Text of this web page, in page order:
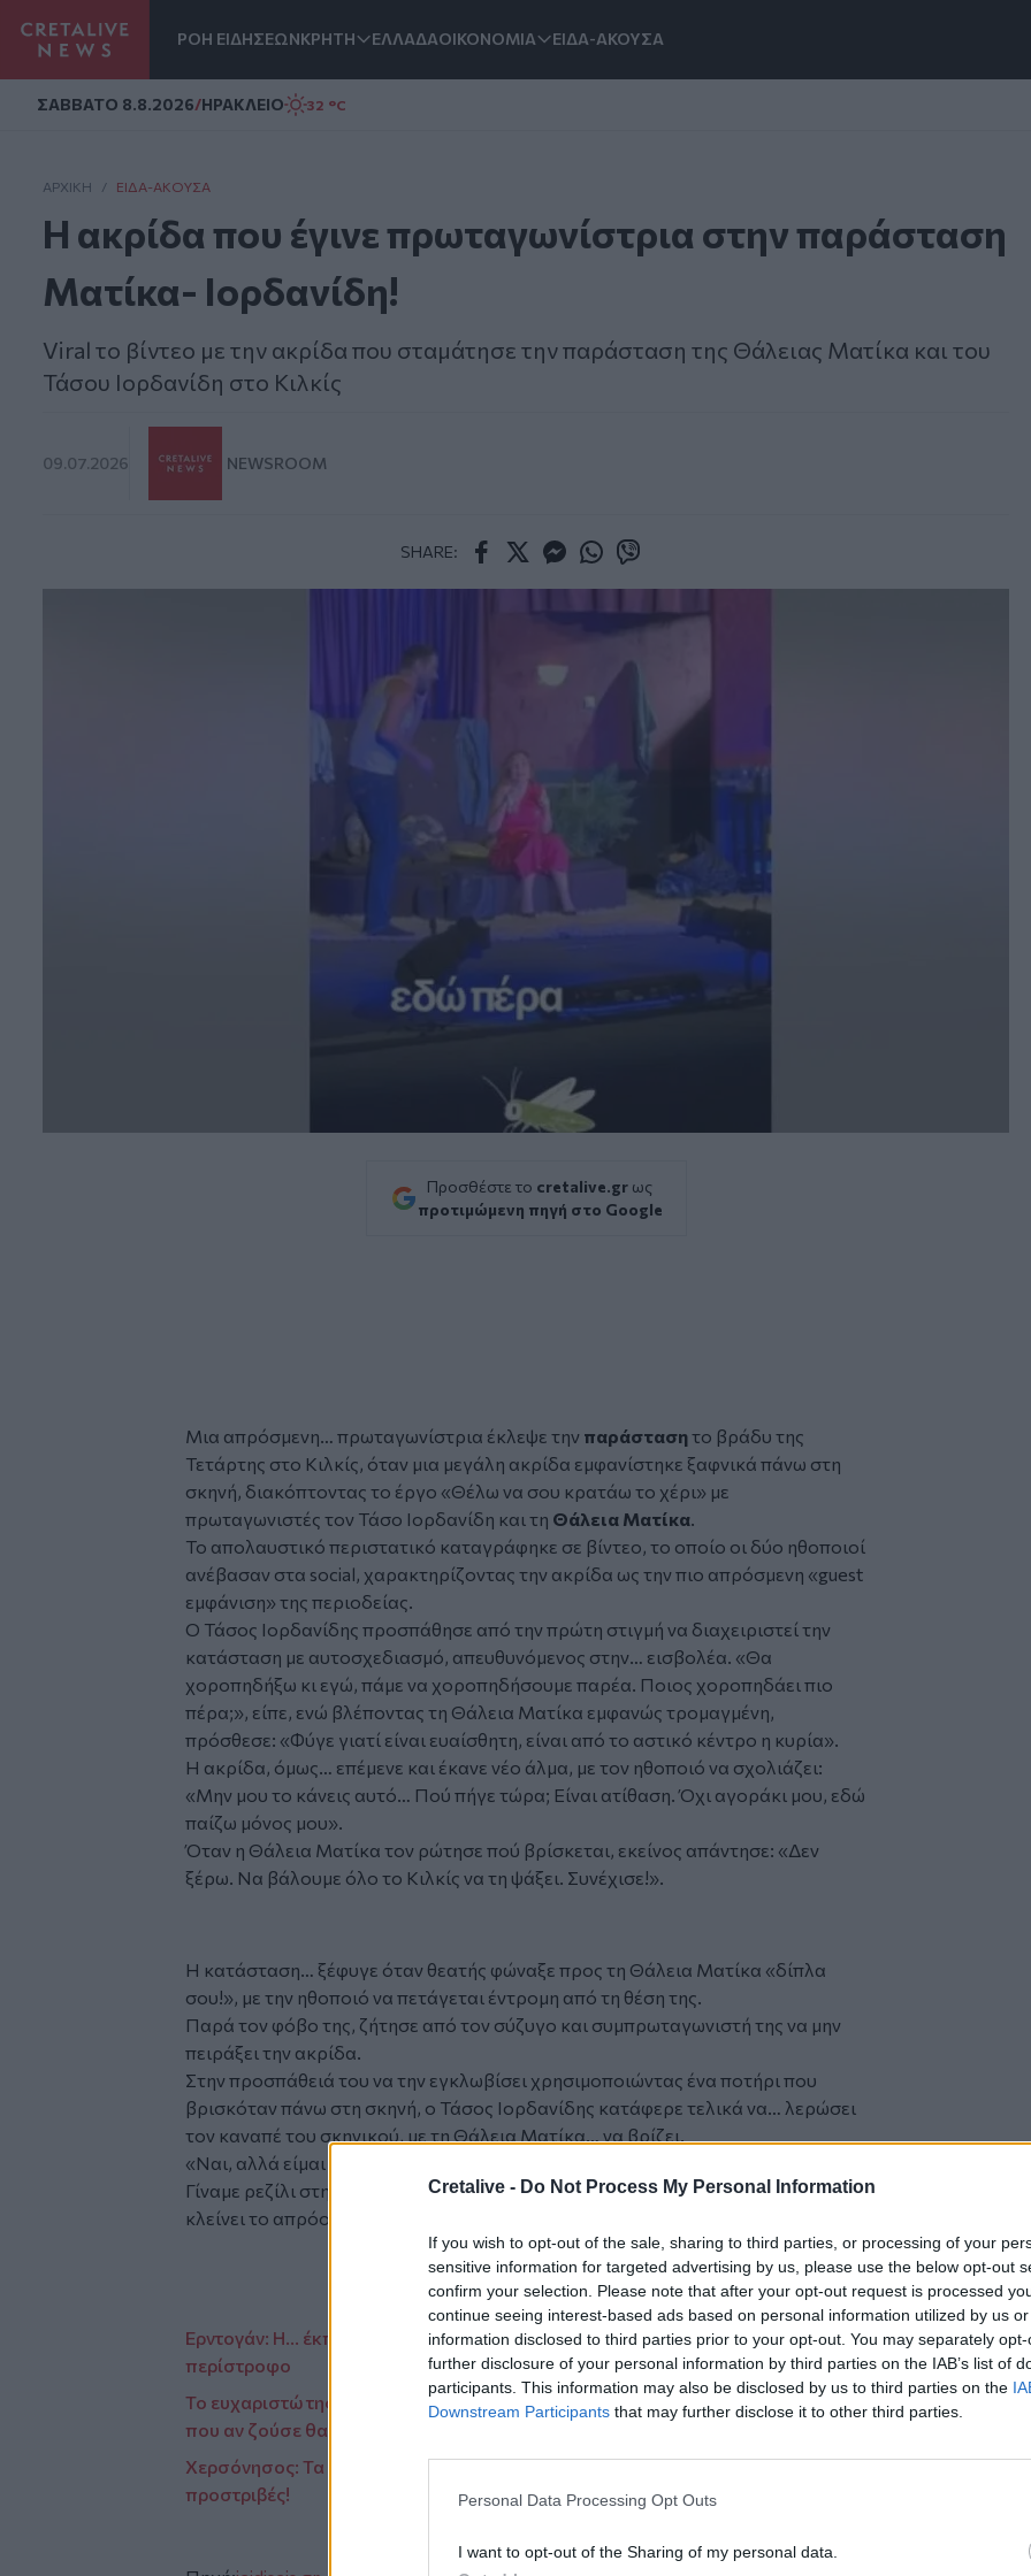
Cretalive - Do Not Process My Personal Information
If you wish to opt-out of the sale, sharing to third parties, or processing of your
sensitive information for targeted advertising by us, please use the below opt-out
confirm your selection. Please note that after your opt-out request is processed
continue seeing interest-based ads based on personal information utilized by us
information disclosed to third parties prior to your opt-out. You may separately
further disclosure of your personal information by third parties on the IAB’s list of
participants. This information may also be disclosed by us to third parties on the
Downstream Participants that may further disclose it to other third parties.
Personal Data Processing Opt Outs
I want to opt-out of the Sharing of my personal data.
ΡΟΗ ΕΙΔΗΣΕΩΝΚΡΗΤΗ ΕΛΛΑΔΑΟΙΚΟΝΟΜΙΑ ΕΙΔΑ-ΑΚΟΥΣΑ
ΣAΒΒΑΤΟ 8.8.2026/ΗΡΑΚΛΕΙΟ 32 °C
ΑΡΧΙΚΗ / ΕΊΔΑ-ΆΚΟΥΣΑ
Η ακρίδα που έγινε πρωταγωνίστρια στην παράσταση
Ματίκα- Ιορδανίδη!
Viral το βίντεο με την ακρίδα που σταμάτησε την παράσταση της Θάλειας Ματίκα και του
Τάσου Ιορδανίδη στο Κιλκίς
09.07.2026 NEWSROOM
SHARE:
Προσθέστε το cretalive.gr ως
προτιμώμενη πηγή στο Google
Μια απρόσμενη… πρωταγωνίστρια έκλεψε την παράστασητο βράδυ της
Τετάρτης στο Κιλκίς, όταν μια μεγάλη ακρίδα εμφανίστηκε ξαφνικά πάνω στη
σκηνή, διακόπτοντας το έργο «Θέλω να σου κρατάω το χέρι» με
πρωταγωνιστές τον Τάσο Ιορδανίδη και τη Θάλεια Ματίκα.
Το απολαυστικό περιστατικό καταγράφηκε σε βίντεο, το οποίο οι δύο ηθοποιοί
ανέβασαν στα social, χαρακτηρίζοντας την ακρίδα ως την πιο απρόσμενη «guest
εμφάνιση» της περιοδείας.
Ο Τάσος Ιορδανίδης προσπάθησε από την πρώτη στιγμή να διαχειριστεί την
κατάσταση με αυτοσχεδιασμό, απευθυνόμενος στην… εισβολέα. «Θα
χοροπηδήξω κι εγώ, πάμε να χοροπηδήσουμε παρέα. Ποιος χοροπηδάει πιο
πέρα;», είπε, ενώ βλέποντας τη Θάλεια Ματίκα εμφανώς τρομαγμένη,
πρόσθεσε: «Φύγε γιατί είναι ευαίσθητη, είναι από το αστικό κέντρο η κυρία».
Η ακρίδα, όμως… επέμενε και έκανε νέο άλμα, με τον ηθοποιό να σχολιάζει:
«Μην μου το κάνεις αυτό… Πού πήγε τώρα; Είναι ατίθαση. Όχι αγοράκι μου, εδώ
παίζω μόνος μου».
Όταν η Θάλεια Ματίκα τον ρώτησε πού βρίσκεται, εκείνος απάντησε: «Δεν
ξέρω. Να βάλουμε όλο το Κιλκίς να τη ψάξει. Συνέχισε!».
Η κατάσταση… ξέφυγε όταν θεατής φώναξε προς τη Θάλεια Ματίκα «δίπλα
σου!», με την ηθοποιό να πετάγεται έντρομη από τη θέση της.
Παρά τον φόβο της, ζήτησε από τον σύζυγο και συμπρωταγωνιστή της να μην
πειράξει την ακρίδα.
Στην προσπάθειά του να την εγκλωβίσει χρησιμοποιώντας ένα ποτήρι που
βρισκόταν πάνω στη σκηνή, ο Τάσος Ιορδανίδης κατάφερε τελικά να… λερώσει
τον καναπέ του σκηνικού, με τη Θάλεια Ματίκα… να βρίζει.
«Ναι, αλλά είμαι αποτελεσματικός. Το θέμα είναι πώς θα το αναποδογυρίσουμε.
Γίναμε ρεζίλι στην Κεντρική Μακεδονία», είπε ο ηθοποιός, με τη σύζυγό του να
κλείνει το απρόοπτο λέγοντας ειρωνικά: «Τάσο, πάλεψες με τα τέρατα, ε;».
Ερντογάν: Η... έκπληξη στους ηγέτες του NATO - Τούς δώρισε από ένα
περίστροφο
Το ευχαριστώ της Ουρανίας Ξυλούρη επί σκηνής και τα γενέθλια του Ψαρονίκου
που αν ζούσε θα γινόταν 90 χρόνων!
Χερσόνησος: Τα νέα κυκλοφοριακά δεδομένα προκάλεσαν… νεύρα και
προστριβές!